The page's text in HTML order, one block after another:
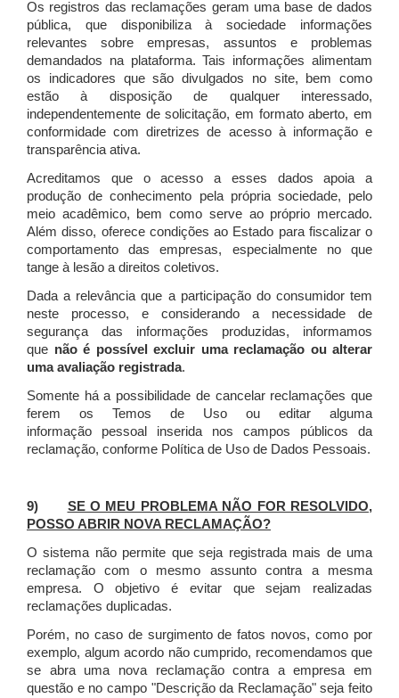
Os registros das reclamações geram uma base de dados
pública, que disponibiliza à sociedade informações
relevantes sobre empresas, assuntos e problemas
demandados na plataforma. Tais informações alimentam
os indicadores que são divulgados no site, bem como
estão à disposição de qualquer interessado,
independentemente de solicitação, em formato aberto, em
conformidade com diretrizes de acesso à informação e
transparência ativa.
Acreditamos que o acesso a esses dados apoia a
produção de conhecimento pela própria sociedade, pelo
meio acadêmico, bem como serve ao próprio mercado.
Além disso, oferece condições ao Estado para fiscalizar o
comportamento das empresas, especialmente no que
tange à lesão a direitos coletivos.
Dada a relevância que a participação do consumidor tem
neste processo, e considerando a necessidade de
segurança das informações produzidas, informamos
que não é possível excluir uma reclamação ou alterar
uma avaliação registrada.
Somente há a possibilidade de cancelar reclamações que
ferem os Temos de Uso ou editar alguma
informação pessoal inserida nos campos públicos da
reclamação, conforme Política de Uso de Dados Pessoais.
9) SE O MEU PROBLEMA NÃO FOR RESOLVIDO,
POSSO ABRIR NOVA RECLAMAÇÃO?
O sistema não permite que seja registrada mais de uma
reclamação com o mesmo assunto contra a mesma
empresa. O objetivo é evitar que sejam realizadas
reclamações duplicadas.
Porém, no caso de surgimento de fatos novos, como por
exemplo, algum acordo não cumprido, recomendamos que
se abra uma nova reclamação contra a empresa em
questão e no campo "Descrição da Reclamação" seja feito